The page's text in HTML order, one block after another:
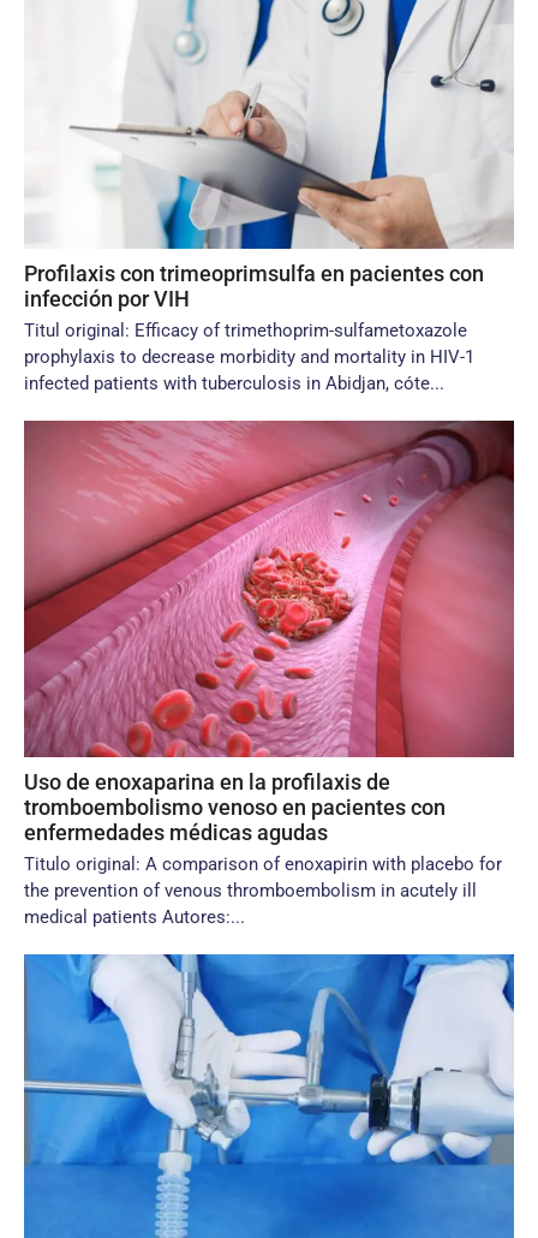
Profilaxis con trimeoprimsulfa en pacientes con
infección por VIH
Titul original: Efficacy of trimethoprim-sulfametoxazole
prophylaxis to decrease morbidity and mortality in HIV-1
infected patients with tuberculosis in Abidjan, cóte...
Uso de enoxaparina en la profilaxis de
tromboembolismo venoso en pacientes con
enfermedades médicas agudas
Titulo original: A comparison of enoxapirin with placebo for
the prevention of venous thromboembolism in acutely ill
medical patients Autores:...